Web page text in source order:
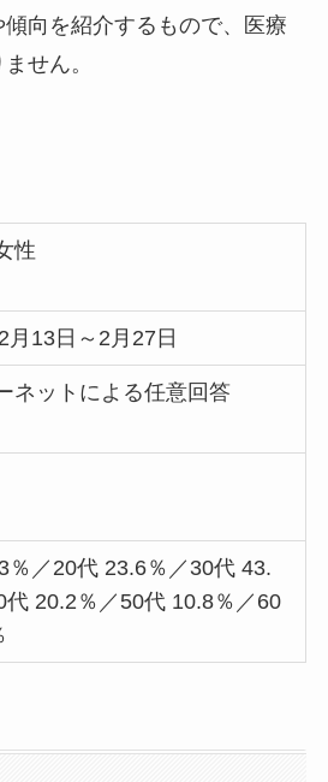
向を紹介するもので、医療
せん。
性
月13日～2月27日
ネットによる任意回答
％／20代 23.6％／30代 43.
代 20.2％／50代 10.8％／60